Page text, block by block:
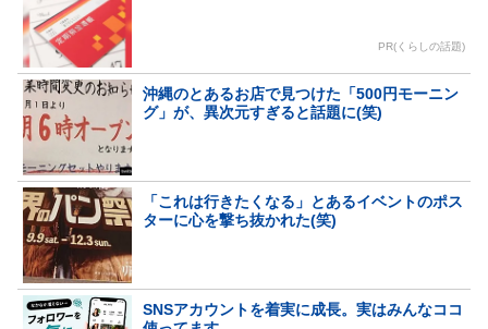
PR(くらしの話題)
沖縄のとあるお店で見つけた「500円モーニン
グ」が、異次元すぎると話題に(笑)
「これは行きたくなる」とあるイベントのポス
ターに心を撃ち抜かれた(笑)
SNSアカウントを着実に成長。実はみんなココ